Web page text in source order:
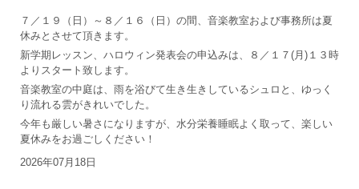
７／１９（日）～８／１６（日）の間、音楽教室および事務所は夏
休みとさせて頂きます。
新学期レッスン、ハロウィン発表会の申込みは、８／１７(月)１３時
よりスタート致します。
音楽教室の中庭は、雨を浴びて生き生きしているシュロと、ゆっく
り流れる雲がきれいでした。
今年も厳しい暑さになりますが、水分栄養睡眠よく取って、楽しい
夏休みをお過ごしください！
2026年07月18日